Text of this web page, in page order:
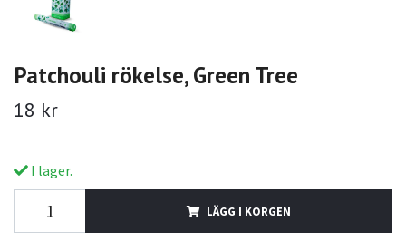
Patchouli rökelse, Green Tree
18 kr
I lager.
LÄGG I KORGEN